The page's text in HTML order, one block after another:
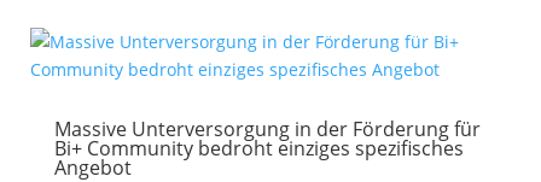
Massive Unterversorgung in der Förderung für
Bi+ Community bedroht einziges spezifisches
Angebot